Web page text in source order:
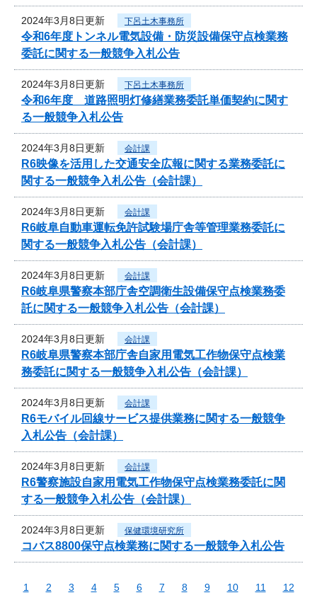
2024年3月8日更新 下呂土木事務所
令和6年度トンネル電気設備・防災設備保守点検業務
委託に関する一般競争入札公告
2024年3月8日更新 下呂土木事務所
令和6年度 道路照明灯修繕業務委託単価契約に関す
る一般競争入札公告
2024年3月8日更新 会計課
R6映像を活用した交通安全広報に関する業務委託に
関する一般競争入札公告（会計課）
2024年3月8日更新 会計課
R6岐阜自動車運転免許試験場庁舎等管理業務委託に
関する一般競争入札公告（会計課）
2024年3月8日更新 会計課
R6岐阜県警察本部庁舎空調衛生設備保守点検業務委
託に関する一般競争入札公告（会計課）
2024年3月8日更新 会計課
R6岐阜県警察本部庁舎自家用電気工作物保守点検業
務委託に関する一般競争入札公告（会計課）
2024年3月8日更新 会計課
R6モバイル回線サービス提供業務に関する一般競争
入札公告（会計課）
2024年3月8日更新 会計課
R6警察施設自家用電気工作物保守点検業務委託に関
する一般競争入札公告（会計課）
2024年3月8日更新 保健環境研究所
コバス8800保守点検業務に関する一般競争入札公告
1 2 3 4 5 6 7 8 9 10 11
12